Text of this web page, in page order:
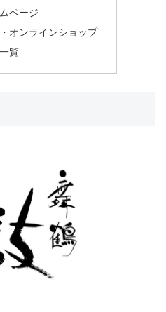
ページ
オンラインショップ
覧